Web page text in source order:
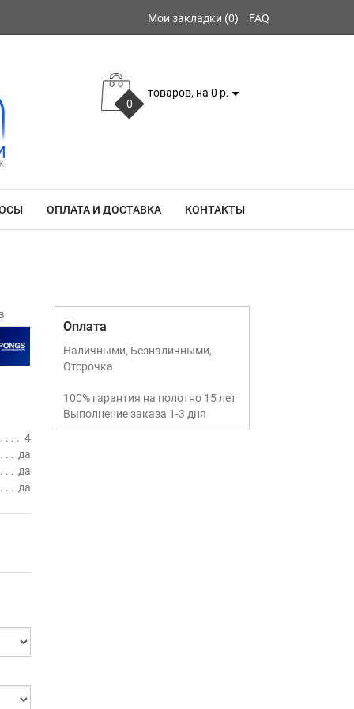
Мои закладки (0) FAQ
0
товаров, на 0 р.
ОПЛАТА И ДОСТАВКА КОНТАКТЫ
4
да
да
да
Оплата
Наличными, Безналичными,
Отсрочка
100% гарантия на полотно 15 лет
Выполнение заказа 1-3 дня